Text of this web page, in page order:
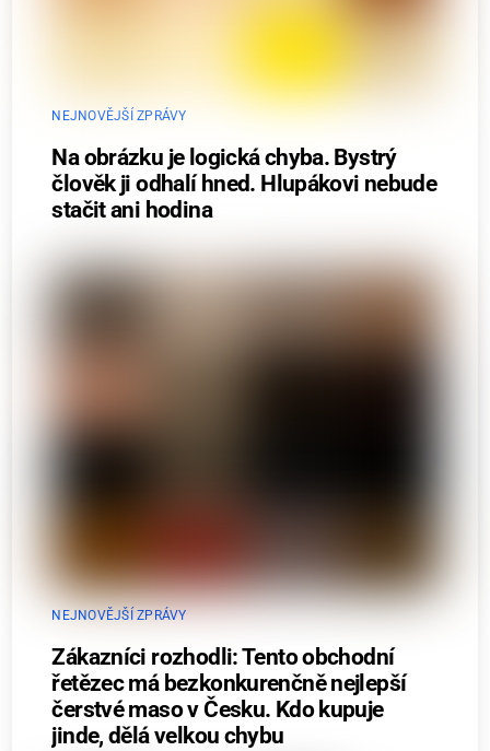
NEJNOVĚJŠÍ ZPRÁVY
Na obrázku je logická chyba. Bystrý
člověk ji odhalí hned. Hlupákovi nebude
stačit ani hodina
NEJNOVĚJŠÍ ZPRÁVY
Zákazníci rozhodli: Tento obchodní
řetězec má bezkonkurenčně nejlepší
čerstvé maso v Česku. Kdo kupuje
jinde, dělá velkou chybu